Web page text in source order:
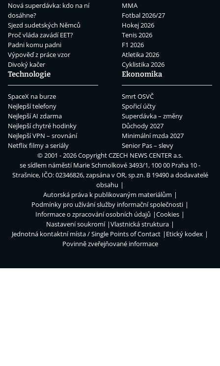
Nová superdávka: kdo na ní
dosáhne?
Sjezd sudetských Němců
Proč vláda zavádí EET?
Padni komu padni
Výpověď z práce vzor
Divoký kačer
MMA
Fotbal 2026/27
Hokej 2026
Tenis 2026
F1 2026
Atletika 2026
Cyklistika 2026
Technologie
SpaceX na burze
Nejlepší telefony
Nejlepší AI zdarma
Nejlepší chytré hodinky
Nejlepší VPN – srovnání
Netflix filmy a seriály
Ekonomika
Smrt OSVČ
Spořicí účty
Superdávka – změny
Důchody 2027
Minimální mzda 2027
Senior Pas – slevy
© 2001 - 2026 CopyrightCZECH NEWS CENTER a.s.
se sídlem náměstí Marie Schmolkové 3493/1, 100 00 Praha 10 -
Strašnice, IČO: 02346826, zapsána v OR, sp.zn. B 19490 a dodavatelé
obsahu
Autorská práva k publikovaným materiálům
Podmínky pro užívání služby informační společnosti
Informace o zpracování osobních údajů
Cookies
Nastavení soukromí
Vlastnická struktura
Jednotná kontaktní místa / Single Points of Contact
Etický kodex
Povinně zveřejňované informace